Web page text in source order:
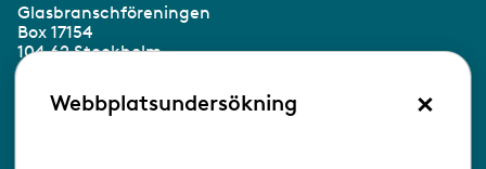
Glasbranschföreningen
Box 17154
104 62 Stockholm
Besöksadress:
Ringvägen 100
Webbplatsundersökning ×